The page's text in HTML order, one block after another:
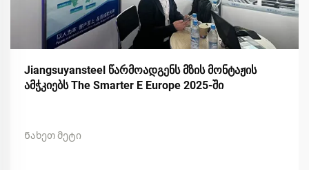
Jiangsuyansteel წარმოადგენს მზის მონტაჟის
ამჭკიებს The Smarter E Europe 2025-ში
Ნახეთ მეტი